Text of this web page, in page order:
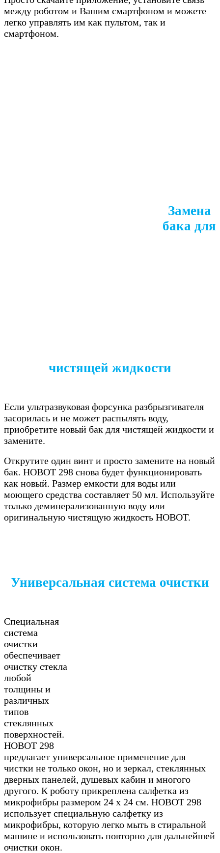
между роботом и Вашим смартфоном и можете
легко управлять им как пультом, так и
смартфоном.
Замена
бака для
чистящей жидкости
Если ультразвуковая форсунка разбрызгивателя
засорилась и не может распылять воду,
приобретите новый бак для чистящей жидкости и
замените.
Открутите один винт и просто замените на новый
бак. HOBOT 298 снова будет функционировать
как новый. Размер емкости для воды или
моющего средства составляет 50 мл. Используйте
только деминерализованную воду или
оригинальную чистящую жидкость HOBOT.
Универсальная система очистки
Специальная
система
очистки
обеспечивает
очистку стекла
любой
толщины и
различных
типов
стеклянных
поверхностей.
HOBOT 298
предлагает универсальное применение для
чистки не только окон, но и зеркал, стеклянных
дверных панелей, душевых кабин и многого
другого. К роботу прикреплена салфетка из
микрофибры размером 24 х 24 см. HOBOT 298
использует специальную салфетку из
микрофибры, которую легко мыть в стиральной
машине и использовать повторно для дальнейшей
очистки окон.